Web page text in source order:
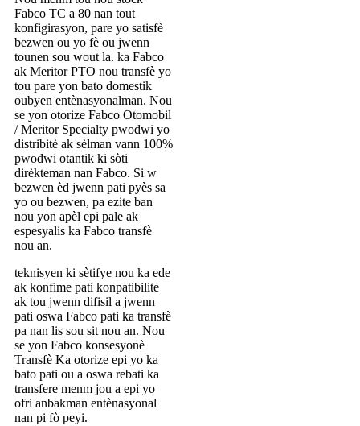
Fabco TC a 80 nan tout
konfigirasyon, pare yo satisfè
bezwen ou yo fè ou jwenn
tounen sou wout la. ka Fabco
ak Meritor PTO nou transfè yo
tou pare yon bato domestik
oubyen entènasyonalman. Nou
se yon otorize Fabco Otomobil
/ Meritor Specialty pwodwi yo
distribitè ak sèlman vann 100%
pwodwi otantik ki sòti
dirèkteman nan Fabco. Si w
bezwen èd jwenn pati pyès sa
yo ou bezwen, pa ezite ban
nou yon apèl epi pale ak
espesyalis ka Fabco transfè
nou an.
teknisyen ki sètifye nou ka ede
ak konfime pati konpatibilite
ak tou jwenn difisil a jwenn
pati oswa Fabco pati ka transfè
pa nan lis sou sit nou an. Nou
se yon Fabco konsesyonè
Transfè Ka otorize epi yo ka
bato pati ou a oswa rebati ka
transfere menm jou a epi yo
ofri anbakman entènasyonal
nan pi fò peyi.